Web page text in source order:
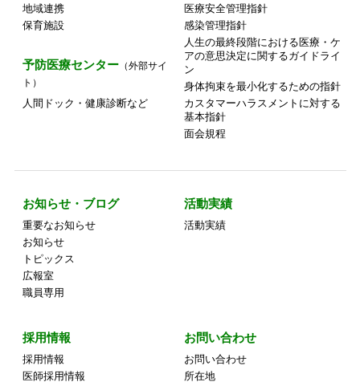
地域連携
保育施設
予防医療センター（外部サイ
ト）
人間ドック・健康診断など
医療安全管理指針
感染管理指針
人生の最終段階における医療・ケ
アの意思決定に関するガイドライ
ン
身体拘束を最小化するための指針
カスタマーハラスメントに対する
基本指針
面会規程
お知らせ・ブログ
重要なお知らせ
お知らせ
トピックス
広報室
職員専用
活動実績
活動実績
採用情報
採用情報
医師採用情報
お問い合わせ
お問い合わせ
所在地